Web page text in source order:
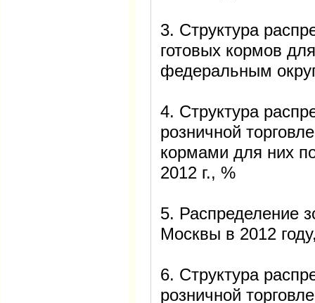
3. Структура
готовых кормов
федеральным
4. Структура
розничной
кормами для них
2012 г., %
5. Распределение
Москвы в 2012
6. Структура
розничной